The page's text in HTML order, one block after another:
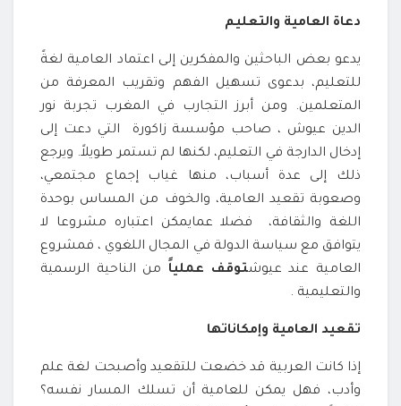
دعاة العامية والتعليم
يدعو بعض الباحثين والمفكرين إلى اعتماد العامية لغةً
للتعليم، بدعوى تسهيل الفهم وتقريب المعرفة من
المتعلمين. ومن أبرز التجارب في المغرب تجربة نور
الدين عيوش ، صاحب مؤسسة زاكورة التي دعت إلى
إدخال الدارجة في التعليم، لكنها لم تستمر طويلاً. ويرجع
ذلك إلى عدة أسباب، منها غياب إجماع مجتمعي،
وصعوبة تقعيد العامية، والخوف من المساس بوحدة
اللغة والثقافة، فضلا عمايمكن اعتباره مشروعا لا
يتوافق مع سياسة الدولة في المجال اللغوي ، فمشروع
العامية عند عيوشتوقف عملياً من الناحية الرسمية
والتعليمية .
تقعيد العامية وإمكاناتها
إذا كانت العربية قد خضعت للتقعيد وأصبحت لغة علم
وأدب، فهل يمكن للعامية أن تسلك المسار نفسه؟